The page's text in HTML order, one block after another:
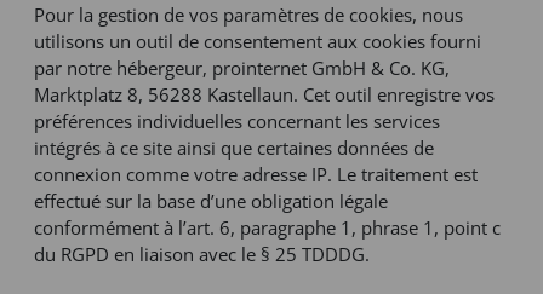
Pour la gestion de vos paramètres de cookies, nous
utilisons un outil de consentement aux cookies fourni
par notre hébergeur, prointernet GmbH & Co. KG,
Marktplatz 8, 56288 Kastellaun. Cet outil enregistre vos
préférences individuelles concernant les services
intégrés à ce site ainsi que certaines données de
connexion comme votre adresse IP. Le traitement est
effectué sur la base d’une obligation légale
conformément à l’art. 6, paragraphe 1, phrase 1, point c
du RGPD en liaison avec le § 25 TDDDG.